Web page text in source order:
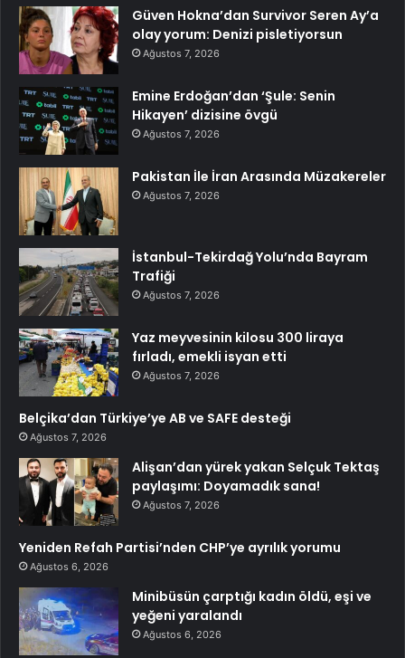
Güven Hokna’dan Survivor Seren Ay’a
olay yorum: Denizi pisletiyorsun
Ağustos 7, 2026
Emine Erdoğan’dan ‘Şule: Senin
Hikayen’ dizisine övgü
Ağustos 7, 2026
Pakistan İle İran Arasında Müzakereler
Ağustos 7, 2026
İstanbul-Tekirdağ Yolu’nda Bayram
Trafiği
Ağustos 7, 2026
Yaz meyvesinin kilosu 300 liraya
fırladı, emekli isyan etti
Ağustos 7, 2026
Belçika’dan Türkiye’ye AB ve SAFE desteği
Ağustos 7, 2026
Alişan’dan yürek yakan Selçuk Tektaş
paylaşımı: Doyamadık sana!
Ağustos 7, 2026
Yeniden Refah Partisi’nden CHP’ye ayrılık yorumu
Ağustos 6, 2026
Minibüsün çarptığı kadın öldü, eşi ve
yeğeni yaralandı
Ağustos 6, 2026